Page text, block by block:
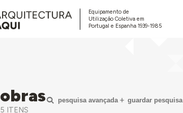
Equipamento de
Utilização Coletiva em
Portugal e Espanha 1939-1985
obras
5 ITENS
pesquisa avançada guardar pesquisa